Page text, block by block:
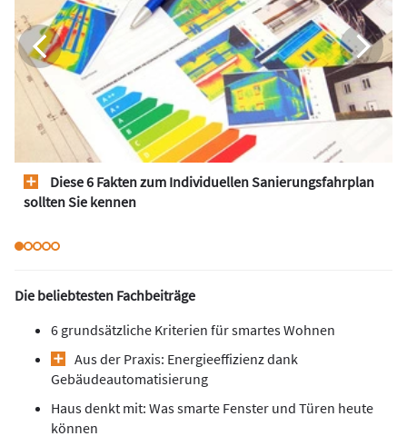
Diese 6 Fakten zum Individuellen Sanierungsfahrplan
sollten Sie kennen
Die beliebtesten Fachbeiträge
6 grundsätzliche Kriterien für smartes Wohnen
Aus der Praxis: Energieeffizienz dank
Gebäudeautomatisierung
Haus denkt mit: Was smarte Fenster und Türen heute
können